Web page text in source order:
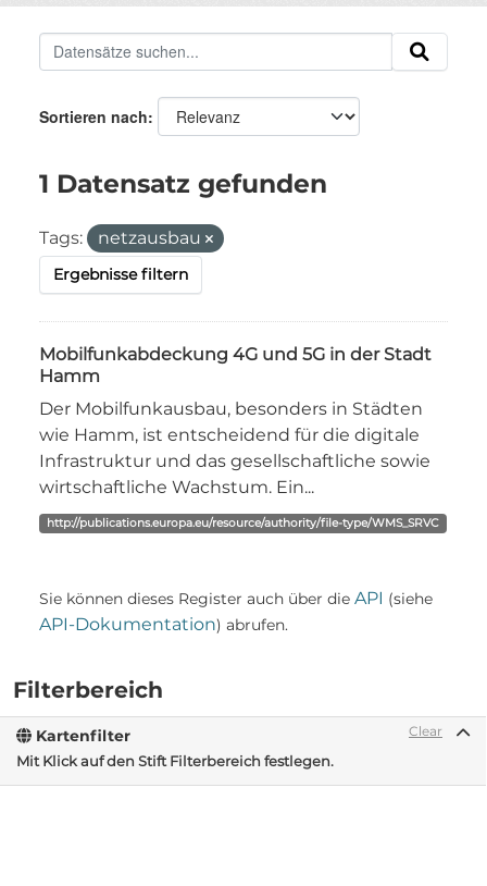
Filterbereich
Clear
Kartenfilter
Mit Klick auf den Stift Filterbereich festlegen.
Sortieren nach
1 Datensatz gefunden
Tags: netzausbau
Ergebnisse filtern
Mobilfunkabdeckung 4G und 5G in der Stadt
Hamm
Der Mobilfunkausbau, besonders in Städten
wie Hamm, ist entscheidend für die digitale
Infrastruktur und das gesellschaftliche sowie
wirtschaftliche Wachstum. Ein...
http://publications.europa.eu/resource/authority/file-type/WMS_SRVC
Sie können dieses Register auch über die API (siehe
API-Dokumentation) abrufen.